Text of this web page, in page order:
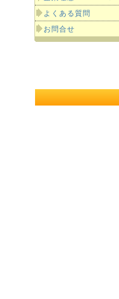
よくある質問
お問合せ